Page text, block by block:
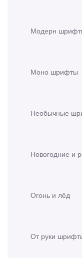
Модерн
Моно шрифты
Необычные
Новогодние и
Огонь и лёд
От руки